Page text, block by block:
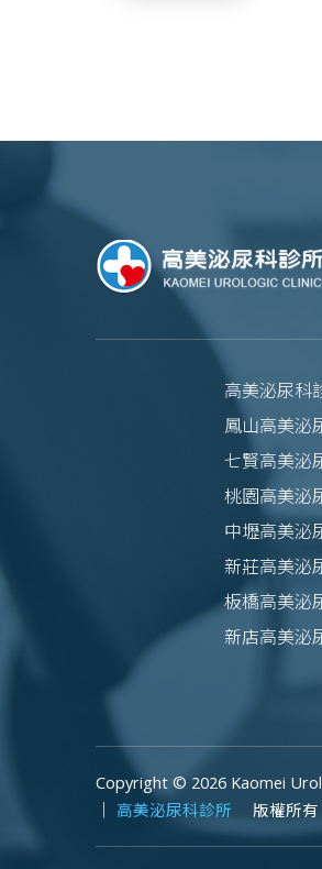
高美泌尿科
鳳山高美泌
七賢高美泌
桃園高美泌
中壢高美泌
新莊高美泌
板橋高美泌
新店高美泌
Copyright © 2026 Kaomei
高美泌尿科診所 版權所有